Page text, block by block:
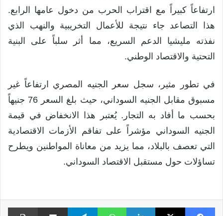
ارتفاعاً كبيراً مع اقتراب الحرب من دخول عامها الرابع.
هذا التصاعد جاء نتيجة للأعمال التخريبية والنهب الذي
نفذته مليشيا الدعم السريع، مما أثر سلباً على البنية
التحتية والاقتصاد الوطني.
في تطور مثير، سجل سعر الجنيه المصري ارتفاعاً غير
مسبوق مقابل الجنيه السوداني، حيث بلغ السعر 76 جنيهاً
بحسب ما أفاد به التجار. يُعتبر هذا الانخفاض في قيمة
الجنيه السوداني مؤشراً على تفاقم الأزمات الاقتصادية
التي تعصف بالبلاد، مما يزيد من معاناة المواطنين ويطرح
تساؤلات حول مستقبل الاقتصاد السوداني.
فيسبوك X لينكدإن واتساب تيلقرام مشاركة عبر البريد